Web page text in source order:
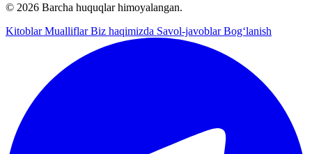
© 2026 Barcha huquqlar himoyalangan.
KitoblarMualliflarBiz haqimizda Savol-javoblarBog‘lanish